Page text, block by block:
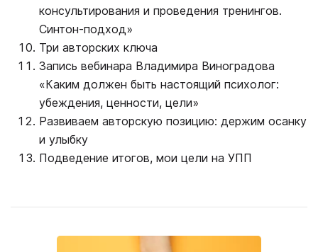
консультирования и проведения тренингов.
Синтон-подход»
Три авторских ключа
Запись вебинара Владимира Виноградова
«Каким должен быть настоящий психолог:
убеждения, ценности, цели»
Развиваем авторскую позицию: держим осанку
и улыбку
Подведение итогов, мои цели на УПП